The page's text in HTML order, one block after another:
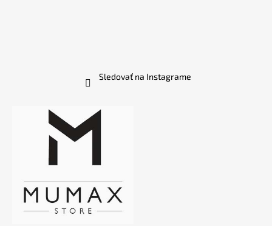
Sledovať na Instagrame